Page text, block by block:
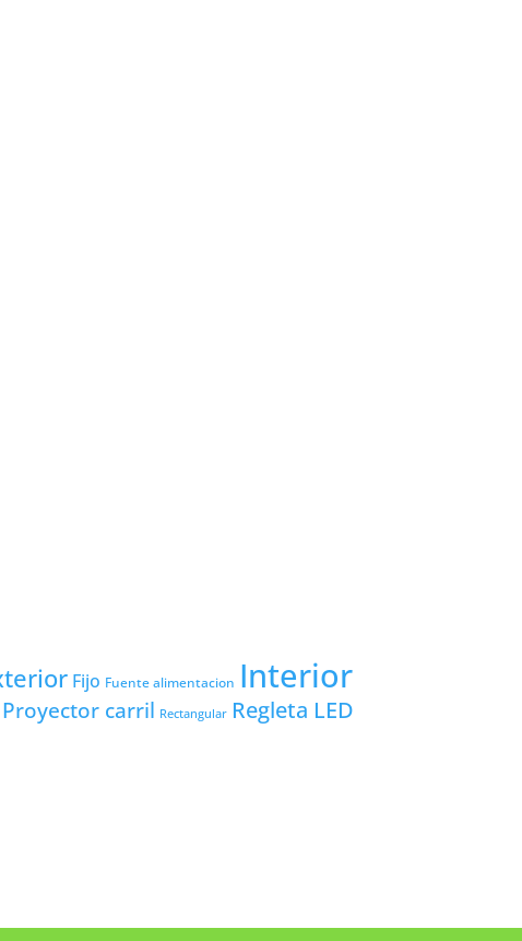
Fijo Fuente alimentacion Interior
Proyector carril Rectangular Regleta LED